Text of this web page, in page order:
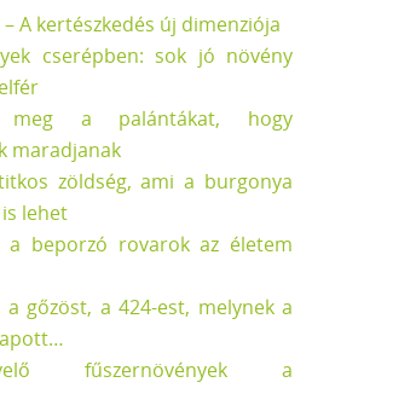
A kertészkedés új dimenziója
cserépben: sok jó növény
a palántákat, hogy
maradjanak
zöldség, ami a burgonya
lehet
a beporzó rovarok az életem
a gőzöst, a 424-est, melynek a
fűszernövények a